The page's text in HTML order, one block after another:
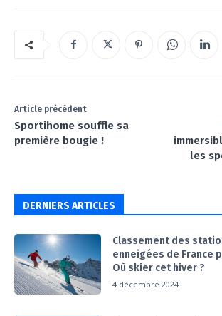
Article précédent
Sportihome souffle sa
première bougie !
les
DERNIERS ARTICLES
Classement des
enneigées de France
Où skier cet hiver ?
4 décembre 2024